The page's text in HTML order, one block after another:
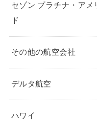
セゾン プラチナ・ア
ド
その他の航空会社
デルタ航空
ハワイ